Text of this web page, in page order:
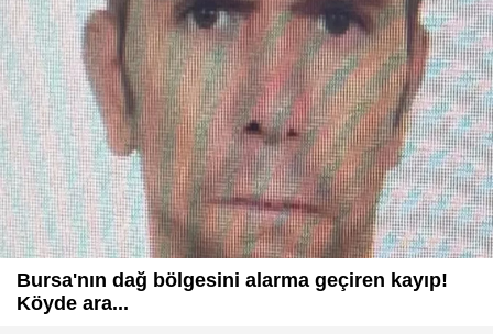
Bursa'nın dağ bölgesini alarma geçiren kayıp!
Köyde ara...